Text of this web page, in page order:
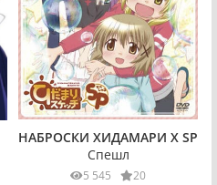
НАБРОСКИ ХИДАМАРИ X SP
Спешл
5 545 20